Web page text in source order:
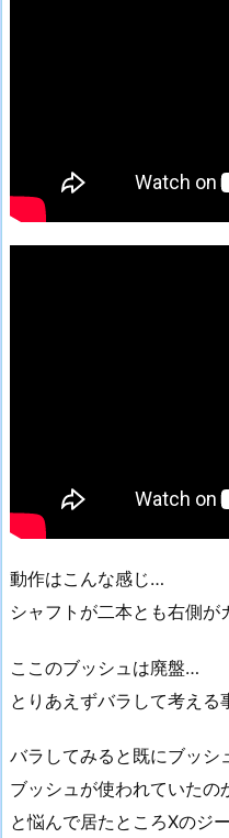
動作はこんな感じ…
シャフトが二本とも右側が
ここのブッシュは廃盤…
とりあえずバラして考える
バラしてみると既にブッシ
ブッシュが使われていた
と悩んで居たところXのジ